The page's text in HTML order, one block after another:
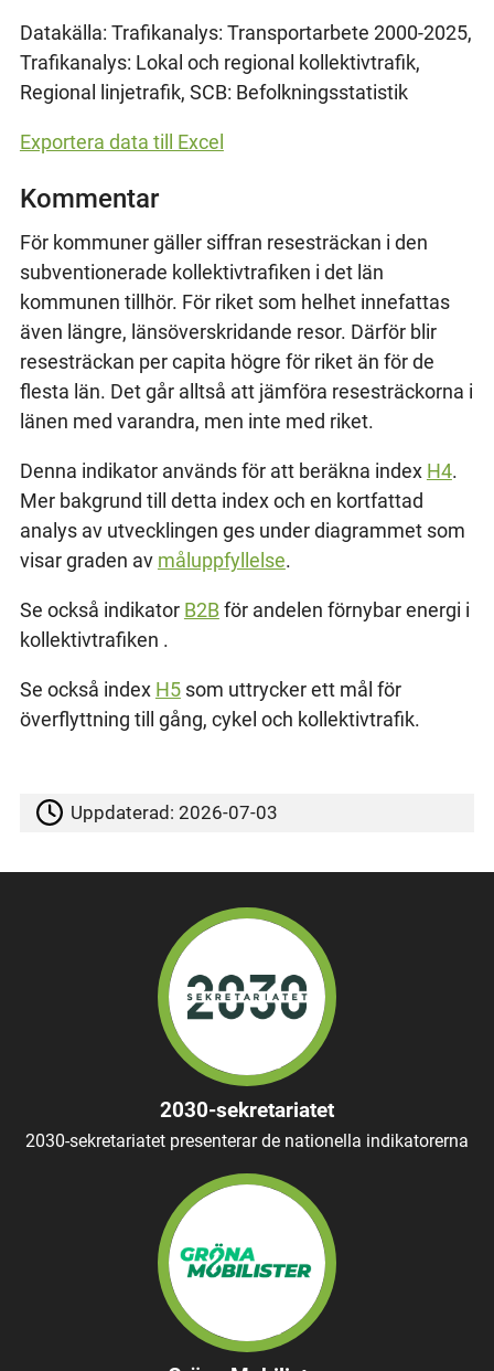
Datakälla: Trafikanalys: Transportarbete 2000-2025,
Trafikanalys: Lokal och regional kollektivtrafik,
Regional linjetrafik, SCB: Befolkningsstatistik
Exportera data till Excel
Kommentar
För kommuner gäller siffran resesträckan i den
subventionerade kollektivtrafiken i det län
kommunen tillhör. För riket som helhet innefattas
även längre, länsöverskridande resor. Därför blir
resesträckan per capita högre för riket än för de
flesta län. Det går alltså att jämföra resesträckorna i
länen med varandra, men inte med riket.
Denna indikator används för att beräkna index H4.
Mer bakgrund till detta index och en kortfattad
analys av utvecklingen ges under diagrammet som
visar graden av måluppfyllelse.
Se också indikator B2Bför andelen förnybar energi i
kollektivtrafiken .
Se också index H5som uttrycker ett mål för
överflyttning till gång, cykel och kollektivtrafik.
Uppdaterad:2026-07-03
2030-sekretariatet
2030-sekretariatet presenterar de nationella indikatorerna